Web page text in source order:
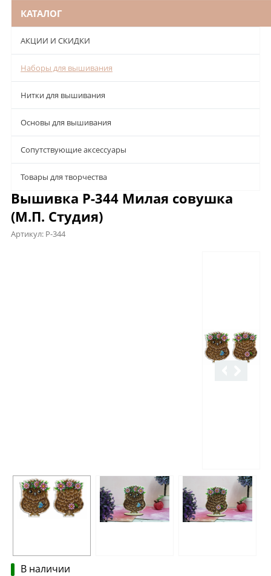
КАТАЛОГ
АКЦИИ И СКИДКИ
Наборы для вышивания
Нитки для вышивания
Основы для вышивания
Сопутствующие аксессуары
Товары для творчества
Вышивка Р-344 Милая совушка
(М.П. Студия)
Артикул: Р-344
В наличии